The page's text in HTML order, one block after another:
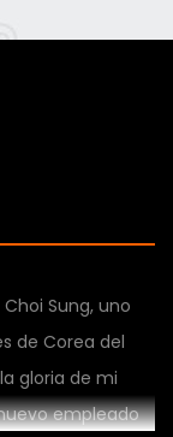
Sung, uno
de Corea del
gloria de mi
empleado